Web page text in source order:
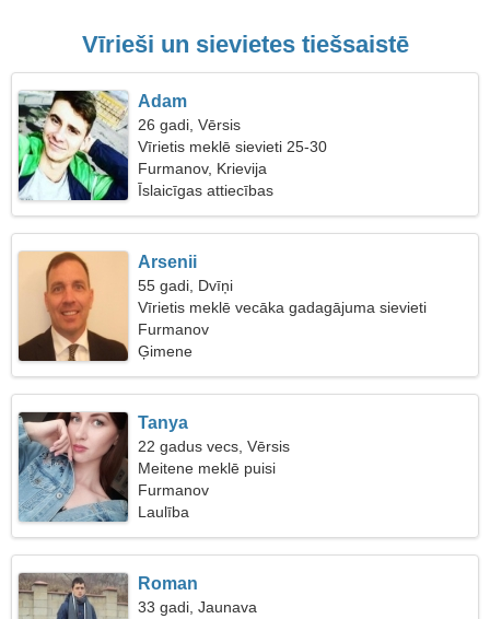
Vīrieši un sievietes tiešsaistē
Adam
26 gadi, Vērsis
Vīrietis meklē sievieti 25-30
Furmanov, Krievija
Īslaicīgas attiecības
Arsenii
55 gadi, Dvīņi
Vīrietis meklē vecāka gadagājuma sievieti
Furmanov
Ģimene
Tanya
22 gadus vecs, Vērsis
Meitene meklē puisi
Furmanov
Laulība
Roman
33 gadi, Jaunava